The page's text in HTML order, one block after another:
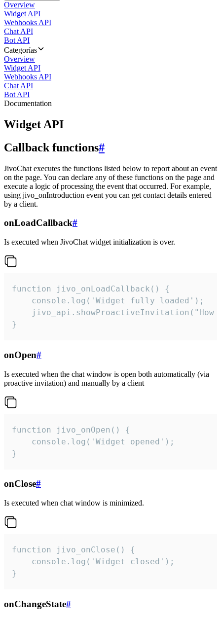
Overview
Widget API
Webhooks API
Chat API
Bot API
Categorías
Overview
Widget API
Webhooks API
Chat API
Bot API
Documentation
Widget API
Callback functions#
JivoChat executes the functions listed below to report about an event
on the page. You can declare any of these functions on the page and
execute a logic of processing the event that occurred. For example,
using jivo_onIntroduction event you can get contact details entered
by a client.
onLoadCallback#
Is executed when JivoChat widget initialization is over.
function jivo_onLoadCallback() {
    console.log('Widget fully loaded');
jivo_api.showProactiveInvitation("How
}
onOpen#
Is executed when the chat window is open both automatically (via
proactive invitation) and manually by a client
function jivo_onOpen() {
    console.log('Widget opened');
}
onClose#
Is executed when chat window is minimized.
function jivo_onClose() {
    console.log('Widget closed');
}
onChangeState#